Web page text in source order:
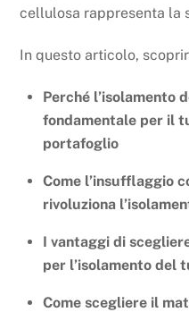
cellulosa rappresenta la
In questo articolo,
Perché l’isolamento
fondamentale per il
portafoglio
Come l’insufflaggio
rivoluziona
I vantaggi di
per l’isolamento del
Come scegliere il